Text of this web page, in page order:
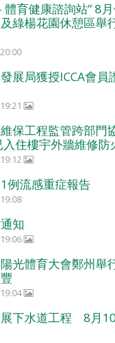
體育健康諮詢站” 8
綠楊花園休憩區舉
展局獲授ICCA會員
保工程監管跨部門
住樓宇外牆維修防
例流感重症報告
知
光體育大會鄭州舉
下水道工程 8月